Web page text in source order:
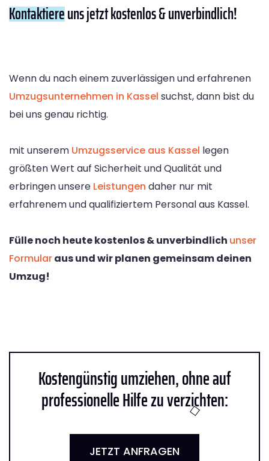
Kontaktiereuns jetzt kostenlos & unverbindlich!
Wenn du nach einem zuverlässigen und erfahrenen
Umzugsunternehmen in Kassel suchst, dann bist du
bei uns genau richtig.
mit unserem Umzugsservice aus Kassel legen
größten Wert auf Sicherheit und Qualität und
erbringen unsere Leistungen daher nur mit
erfahrenem und qualifiziertem Personal aus Kassel.
Fülle noch heute kostenlos & unverbindlich unser
Formularaus und wir planen gemeinsam deinen
Umzug!
Kostengünstig umziehen, ohne auf
professionelle Hilfe zu verzichten:
JETZT ANFRAGEN